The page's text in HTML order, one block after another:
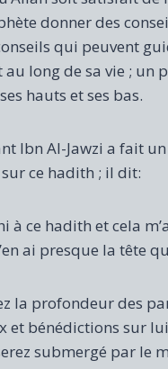
donner des
qui peuvent
long de sa vie ; un
hauts et ses bas.
Ibn Al-Jawzi a fait
ce hadith ; il dit:
à ce hadith et cela
ai presque la tête
la profondeur des
et bénédictions sur
submergé par le